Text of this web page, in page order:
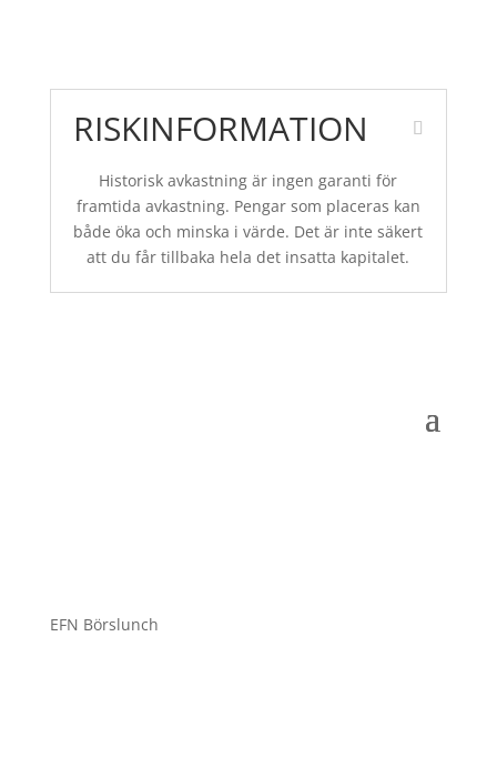
RISKINFORMATION
Historisk avkastning är ingen garanti för
framtida avkastning. Pengar som placeras kan
både öka och minska i värde. Det är inte säkert
att du får tillbaka hela det insatta kapitalet.
EFN Börslunch